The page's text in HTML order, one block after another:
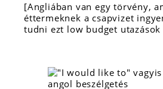
[Angliában van egy törvény,
éttermeknek a csapvizet
tudni ezt low budget utazások